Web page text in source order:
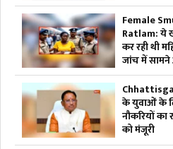
Female
Ratlam: ये
कर रही थी
जांच में सामने
Chhattisgarh
के युवाओं के
नौकरियों का
को मंजूरी